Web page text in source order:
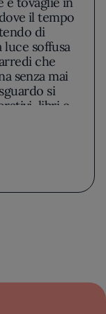
il tempo
di
luce soffusa
che
senza mai
si
libri e
raccolta e
menu che
stagionalità.